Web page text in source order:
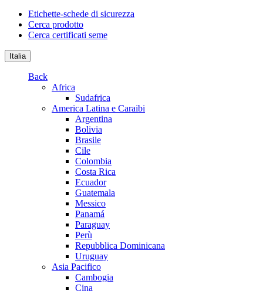
Etichette-schede di sicurezza
Cerca prodotto
Cerca certificati seme
Italia
Back
Africa
Sudafrica
America Latina e Caraibi
Argentina
Bolivia
Brasile
Cile
Colombia
Costa Rica
Ecuador
Guatemala
Messico
Panamá
Paraguay
Perù
Repubblica Dominicana
Uruguay
Asia Pacifico
Cambogia
Cina